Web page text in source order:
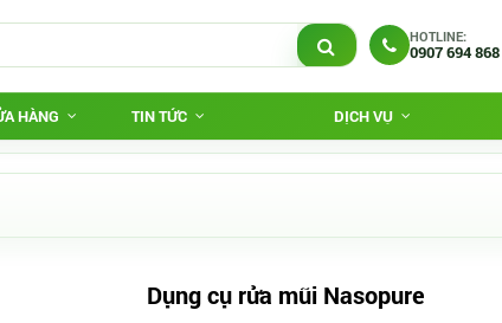
HOTLINE:
0907 694 868
HÀNG TIN TỨC DỊCH VỤ
Dụng cụ rửa mũi Nasopure